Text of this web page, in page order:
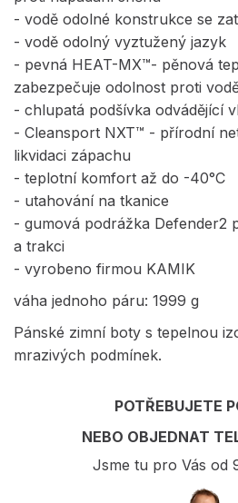
- vodě odolné konstrukce se
- vodě odolný vyztužený jazyk
- pevná HEAT-MX™- pěnová
zabezpečuje odolnost proti
- chlupatá podšívka odvádějící
- Cleansport NXT™ - přírodní
likvidaci zápachu
- teplotní komfort až do -40°C
- utahování na tkanice
- gumová podrážka Defender2
a trakci
- vyrobeno firmou KAMIK
váha jednoho páru: 1999 g
Pánské zimní boty s tepelnou
mrazivých podmínek.
POTŘEBUJETE
NEBO OBJEDNAT
Jsme tu pro Vás od